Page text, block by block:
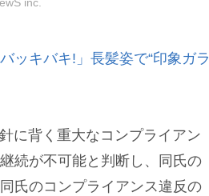
inc.
ッキバキ!」長髪姿で“印象ガラ
に背く重大なコンプライアン
続が不可能と判断し、同氏の
氏のコンプライアンス違反の